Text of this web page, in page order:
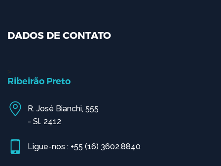
DADOS DE CONTATO
Ribeirão Preto
R. José Bianchi, 555
- Sl. 2412
Ligue-nos : +55 (16) 3602.8840